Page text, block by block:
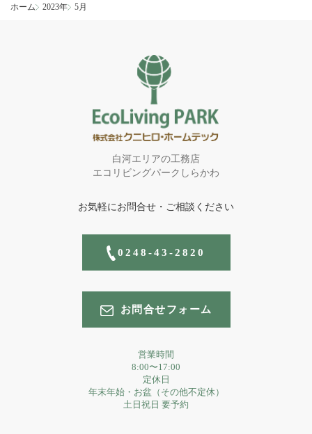
ホーム 2023年 5月
白河エリアの工務店
エコリビングパークしらかわ
お気軽にお問合せ・ご相談ください
0248-43-2820
お問合せフォーム
営業時間
8:00〜17:00
定休日
年末年始・お盆（その他不定休）
土日祝日 要予約